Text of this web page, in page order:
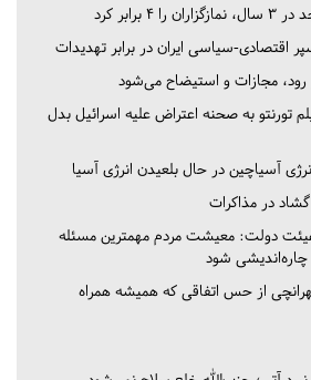
کرد
اقتصادی-سیاسی ایران در برابر تهدیدات
رود، مجازات و استیضاح می‌شود
تورنتو به صحنه اعتراض علیه اسرائیل بدل
آسیاچین در حال بلعیدن انرژی آسیا
گشاد در مذاکرات
هیئت دولت: معیشت مردم مهمترین مسئله
چاره‌اندیشی شود
از حس اتفاقی که همیشه همراه